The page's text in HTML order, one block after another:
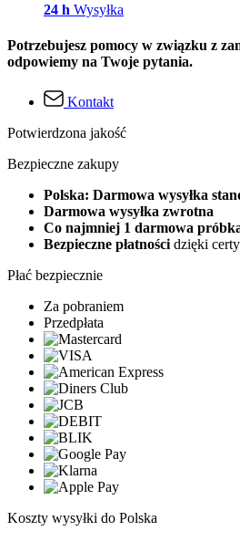
24 h Wysyłka
Potrzebujesz pomocy w związku z
odpowiemy na Twoje pytania.
Kontakt
Potwierdzona jakość
Bezpieczne zakupy
Polska: Darmowa wysyłka
Darmowa wysyłka zwrotna
Co najmniej 1 darmowa
Bezpieczne płatności dzięki
Płać bezpiecznie
Za pobraniem
Przedpłata
Koszty wysyłki do Polska